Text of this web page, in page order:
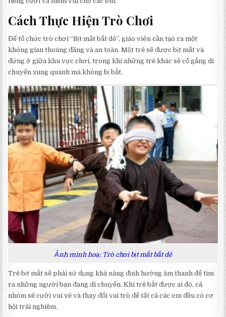
Cách Thực Hiện Trò Chơi
Để tổ chức trò chơi “Bịt mắt bắt dê”, giáo viên cần tạo ra một
không gian thoáng đãng và an toàn. Một trẻ sẽ được bịt mắt và
đứng ở giữa khu vực chơi, trong khi những trẻ khác sẽ cố gắng di
chuyển xung quanh mà không bị bắt.
Ảnh minh hoạ: Trò chơi bịt mắt bắt dê
Trẻ bịt mắt sẽ phải sử dụng khả năng định hướng âm thanh để tìm
ra những người bạn đang di chuyển. Khi trẻ bắt được ai đó, cả
nhóm sẽ cười vui vẻ và thay đổi vai trò để tất cả các em đều có cơ
hội trải nghiệm.